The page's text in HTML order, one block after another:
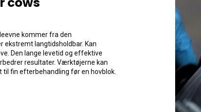
kommer fra den
ekstremt langtidsholdbar. Kan
Den lange levetid og effektive
resultater. Værktøjerne kan
fin efterbehandling før en hovblok.